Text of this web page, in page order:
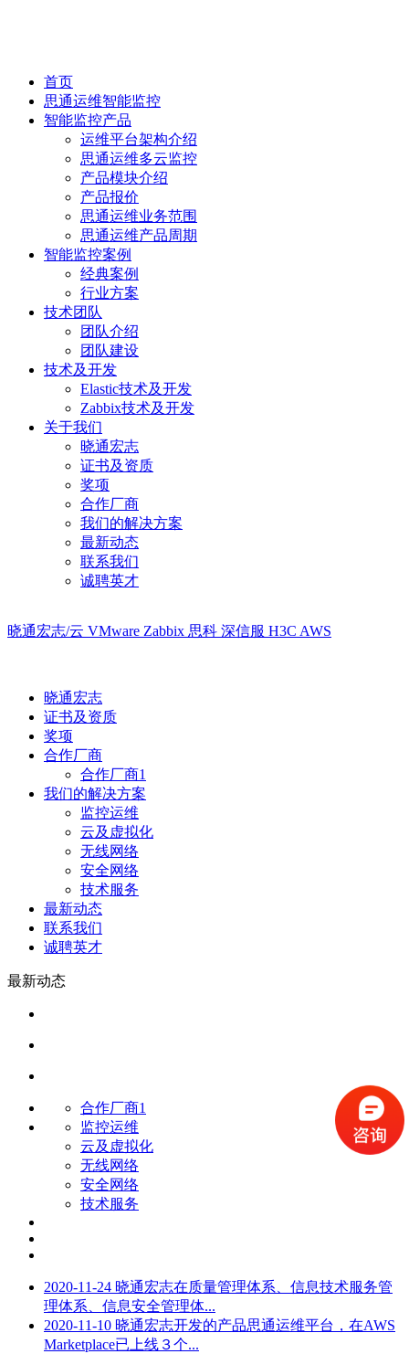
首页
思通运维智能监控
智能监控产品
运维平台架构介绍
思通运维多云监控
产品模块介绍
产品报价
思通运维业务范围
思通运维产品周期
智能监控案例
经典案例
行业方案
技术团队
团队介绍
团队建设
技术及开发
Elastic技术及开发
Zabbix技术及开发
关于我们
晓通宏志
证书及资质
奖项
合作厂商
我们的解决方案
最新动态
联系我们
诚聘英才
晓通宏志/云 VMware Zabbix 思科 深信服 H3C AWS
晓通宏志
证书及资质
奖项
合作厂商
合作厂商1
我们的解决方案
监控运维
云及虚拟化
无线网络
安全网络
技术服务
最新动态
联系我们
诚聘英才
最新动态
合作厂商1
监控运维
云及虚拟化
无线网络
安全网络
技术服务
2020-11-24 晓通宏志在质量管理体系、信息技术服务管
理体系、信息安全管理体...
2020-11-10 晓通宏志开发的产品思通运维平台，在AWS
Marketplace已上线３个...